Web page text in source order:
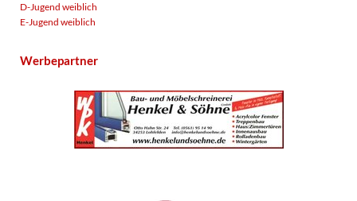
D-Jugend weiblich
E-Jugend weiblich
Werbepartner